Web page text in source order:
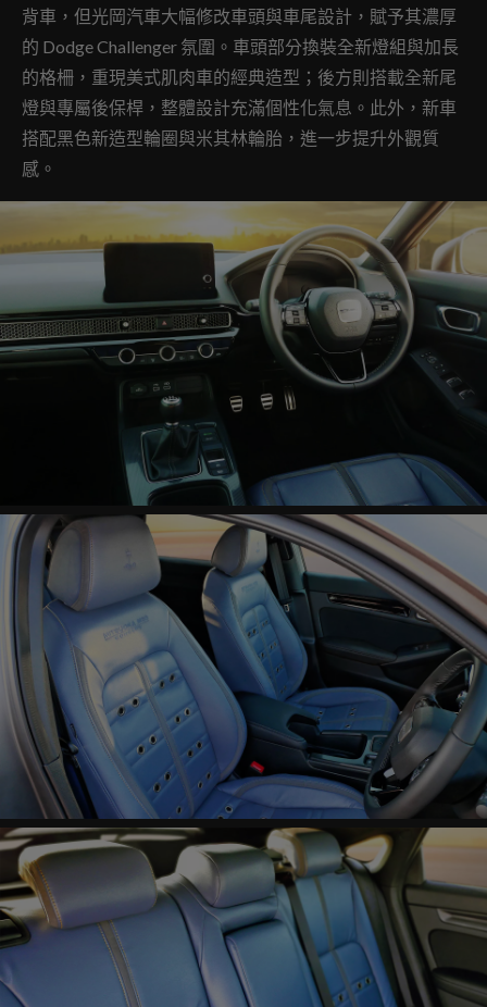
背車，但光岡汽車大幅修改車頭與車尾設計，賦予其濃厚
的 Dodge Challenger 氛圍。車頭部分換裝全新燈組與加長
的格柵，重現美式肌肉車的經典造型；後方則搭載全新尾
燈與專屬後保桿，整體設計充滿個性化氣息。此外，新車
搭配黑色新造型輪圈與米其林輪胎，進一步提升外觀質
感。